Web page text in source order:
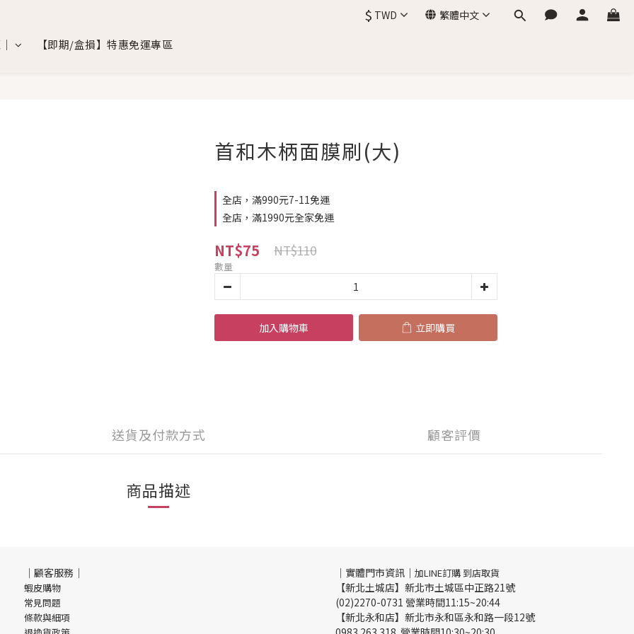
$ TWD 繁體中文
【即期/盒損】特惠免運專區
首和木柄面膜刷(大)
全店，滿990元7-11免運
全店，滿1990元全家免運
NT$75 NT$110
數量
加入購物車 立即購買
送貨及付款方式 顧客評價
商品描述
｜顧客服務｜
蝦皮購物
常見問題
條款與細項
｜實體門市資訊｜ 加LINE訂購 到店取貨
【新北土城店】新北市土城區中正路21號
(02)2270-0731 營業時間11:15~20:44
【新北永和店】新北市永和區永和路一段12號